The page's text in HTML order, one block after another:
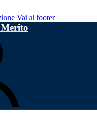
Vai al footer